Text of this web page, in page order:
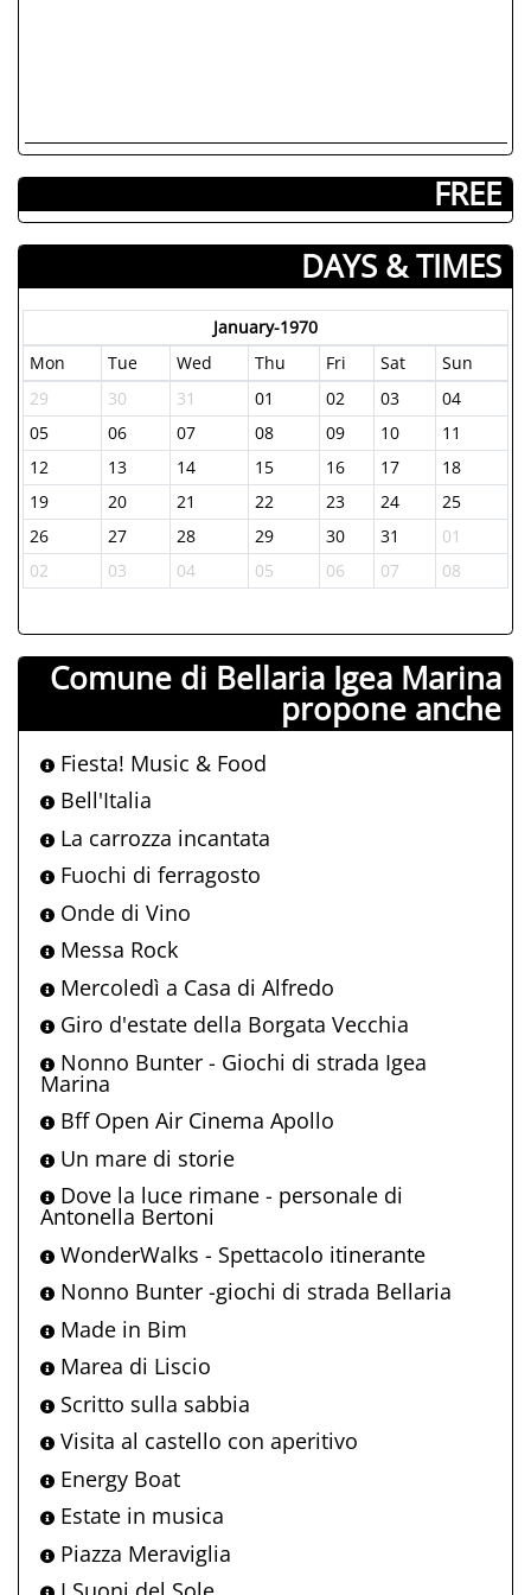
FREE
DAYS & TIMES
January-1970
Mon
Tue Wed Thu Fri Sat
Sun
29
30 31 01 02 03
04
05
06 07 08 09 10
11
12
13 14 15 16 17
18
19
20 21 22 23 24
25
26
27 28 29 30 31
01
02
03 04 05 06 07 08
Comune di Bellaria Igea Marina
propone anche
Fiesta! Music & Food
Bell'Italia
La carrozza incantata
Fuochi di ferragosto
Onde di Vino
Messa Rock
Mercoledì a Casa di Alfredo
Giro d'estate della Borgata Vecchia
Nonno Bunter - Giochi di strada Igea
Marina
Bff Open Air Cinema Apollo
Un mare di storie
Dove la luce rimane - personale di
Antonella Bertoni
WonderWalks - Spettacolo itinerante
Nonno Bunter -giochi di strada Bellaria
Made in Bim
Marea di Liscio
Scritto sulla sabbia
Visita al castello con aperitivo
Energy Boat
Estate in musica
Piazza Meraviglia